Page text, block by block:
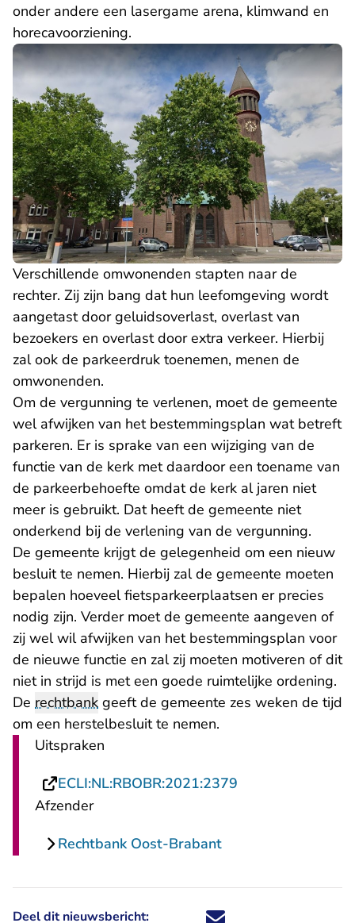
onder andere een lasergame arena, klimwand en
horecavoorziening.
Verschillende omwonenden stapten naar de
rechter. Zij zijn bang dat hun leefomgeving wordt
aangetast door geluidsoverlast, overlast van
bezoekers en overlast door extra verkeer. Hierbij
zal ook de parkeerdruk toenemen, menen de
omwonenden.
Om de vergunning te verlenen, moet de gemeente
wel afwijken van het bestemmingsplan wat betreft
parkeren. Er is sprake van een wijziging van de
functie van de kerk met daardoor een toename van
de parkeerbehoefte omdat de kerk al jaren niet
meer is gebruikt. Dat heeft de gemeente niet
onderkend bij de verlening van de vergunning.
De gemeente krijgt de gelegenheid om een nieuw
besluit te nemen. Hierbij zal de gemeente moeten
bepalen hoeveel fietsparkeerplaatsen er precies
nodig zijn. Verder moet de gemeente aangeven of
zij wel wil afwijken van het bestemmingsplan voor
de nieuwe functie en zal zij moeten motiveren of dit
niet in strijd is met een goede ruimtelijke ordening.
De rechtbank geeft de gemeente zes weken de tijd
om een herstelbesluit te nemen.
Uitspraken
ECLI:NL:RBOBR:2021:2379
Afzender
Rechtbank Oost-Brabant
Deel dit nieuwsbericht: Deel dit nieuwsbericht via X -
Deel dit nieuwsbericht via
Deel dit nieuwsbericht
Deel dit